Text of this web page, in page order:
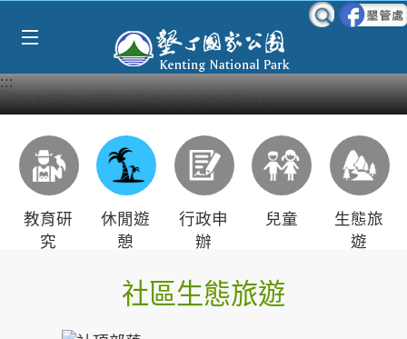
:::
教育研
究
休閒遊
憩
行政申
辦
兒童
生態旅
遊
社區生態旅遊